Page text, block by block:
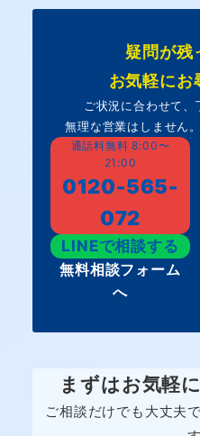
疑問が残
お気軽にお
ご状況に合わせて、
無理な営業はしません
通話料無料 8:00〜
21:00
0120-565-
072
LINEで相談する
無料相談フォーム
へ
まずはお気軽
ご相談だけでも大丈夫